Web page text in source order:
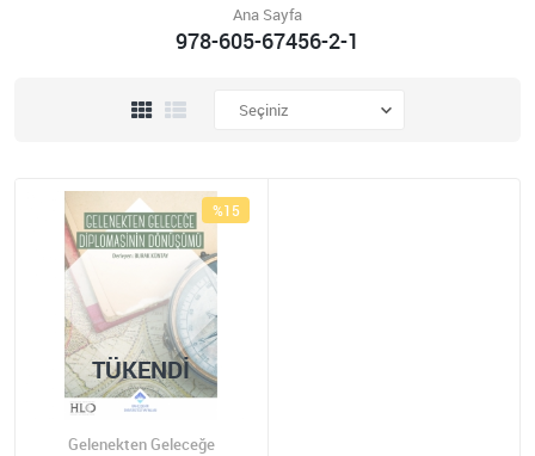
Ana Sayfa
978-605-67456-2-1
Gelenekten Geleceğe
%15
TÜKENDI